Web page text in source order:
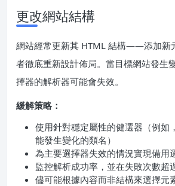
更改網站結構
網站經常更新其 HTML 結構——添加新
者徹底重新設計佈局。當目標網站發生
擇器的解析器可能會失效。
緩解策略：
使用針對穩定屬性的健選器（例如
能發生變化的類名）
為主要選擇器失效的情況實現備用
監控解析成功率，並在失敗次數超
儘可能根據內容而非結構來選擇元